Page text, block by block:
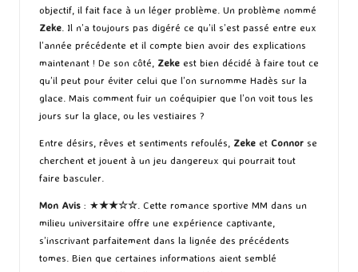
objectif, il fait face à un léger problème. Un problème nommé
Zeke. Il n’a toujours pas digéré ce qu’il s’est passé entre eux
l’année précédente et il compte bien avoir des explications
maintenant ! De son côté, Zeke est bien décidé à faire tout ce
qu’il peut pour éviter celui que l’on surnomme Hadès sur la
glace. Mais comment fuir un coéquipier que l’on voit tous les
jours sur la glace, ou les vestiaires ?
Entre désirs, rêves et sentiments refoulés, Zeke et Connor se
cherchent et jouent à un jeu dangereux qui pourrait tout
faire basculer.
Mon Avis : ★★★☆☆. Cette romance sportive MM dans un
milieu universitaire offre une expérience captivante,
s’inscrivant parfaitement dans la lignée des précédents
tomes. Bien que certaines informations aient semblé